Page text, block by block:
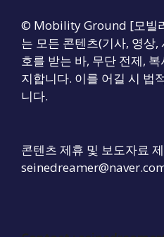
© Mobility Ground [모빌
는 모든 콘텐츠(기사, 영상
호를 받는 바, 무단 전제,
지합니다. 이를 어길 시 법
니다.
콘텐츠 제휴 및 보도자료